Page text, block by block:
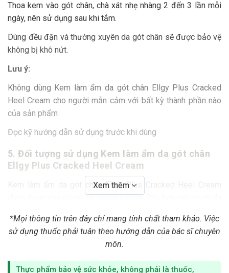
Thoa kem vào gót chân, chà xát nhẹ nhàng 2 đến 3 lần mỗi
ngày, nên sử dụng sau khi tắm.
Dùng đều đặn và thường xuyên da gót chân sẽ được bảo vệ
không bị khô nứt.
Lưu ý:
Không dùng Kem làm ẩm da gót chân Ellgy Plus Cracked
Heel Cream cho người mẫn cảm với bất kỳ thành phần nào
của sản phẩm
Đọc kỹ hướng dẫn sử dụng trước khi dùng
5. Đối tượng sử dụng Kem làm ẩm da gót chân
Ellgy Plus Cracked Heel Cream
Kem làm ẩm da gót chân Ellgy Plus Cracked Heel Cream
dùng được cho cả người lớn và trẻ em. Phù hợp với người da
6. Bảo quản Kem làm ẩm da gót chân Ellgy Plus
Bảo quản Kem làm ẩm da gót chân Ellgy Plus Cracked Heel
Xem thêm
*Mọi thông tin trên đây chỉ mang tính chất tham khảo. Việc
sử dụng thuốc phải tuân theo hướng dẫn của bác sĩ chuyên
môn.
Thực phẩm bảo vệ sức khỏe, không phải là thuốc,